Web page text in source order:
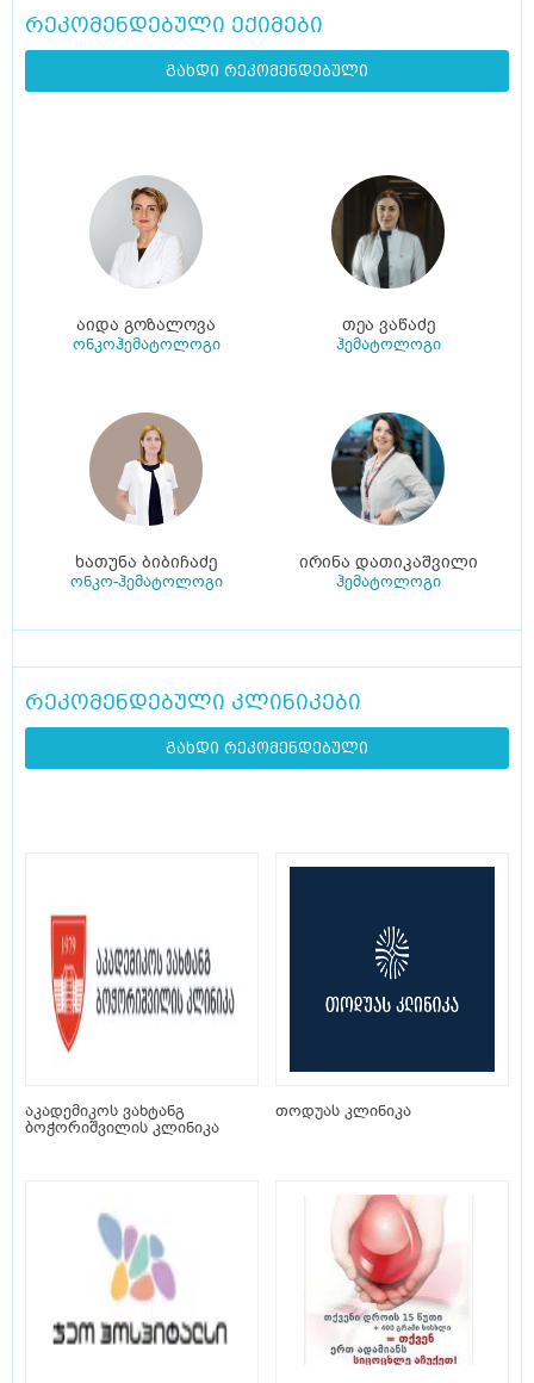
რეკომენდებული ექიმები
გახდი რეკომენდებული
აიდა გოზალოვა
ონკოჰემატოლოგი
თეა ვაწაძე
ჰემატოლოგი
ხათუნა ბიბიჩაძე
ონკო-ჰემატოლოგი
ირინა დათიკაშვილი
ჰემატოლოგი
რეკომენდებული კლინიკები
გახდი რეკომენდებული
აკადემიკოს ვახტანგ
ბოჭორიშვილის კლინიკა
თოდუას კლინიკა